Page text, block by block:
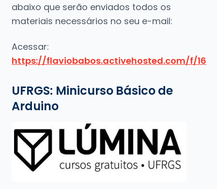
abaixo que serão enviados todos os
materiais necessários no seu e-mail:
Acessar:
https://flaviobabos.activehosted.com/f/16
UFRGS: Minicurso Básicode
Arduino